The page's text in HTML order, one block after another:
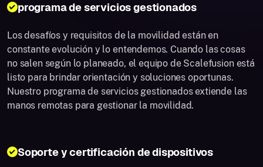
programa de servicios gestionados
Los desafíos y requisitos de la movilidad están en
constante evolución y lo entendemos. Cuando las cosas
no salen según lo planeado, el equipo de Scalefusion está
listo para brindar orientación y soluciones oportunas.
Nuestro programa de servicios gestionados extiende las
manos remotas para gestionar la movilidad.
Soporte y certificación de dispositivos